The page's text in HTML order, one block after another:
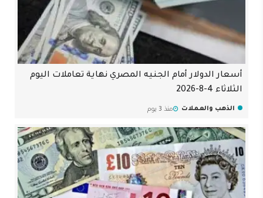
أسعار الدولار أمام الجنيه المصري نهاية تعاملات اليوم
الثلاثاء 4-8-2026
الذهب والعملات منذ 3 يوم